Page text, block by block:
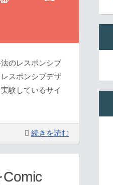
のレスポンシブ
スポンシブデザ
験しているサイ
続きを読む